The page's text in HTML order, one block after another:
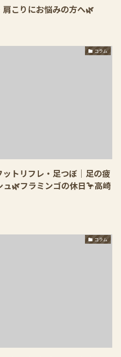
こりにお悩みの方へ🌿
コラム
トリフレ・足つぼ｜足の疲
🌿フラミンゴの休日🦩高崎
コラム